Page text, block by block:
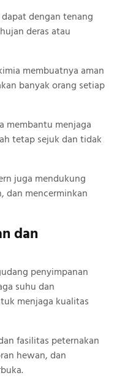
dengan tenang
deras atau
membuatnya aman
banyak orang setiap
membantu menjaga
tetap sejuk dan tidak
juga mendukung
dan mencerminkan
dan
penyimpanan
suhu dan
menjaga kualitas
fasilitas peternakan
hewan, dan